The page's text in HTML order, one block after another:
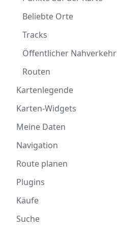
Beliebte Orte
Tracks
Öffentlicher Nahverkehr
Routen
Kartenlegende
Karten-Widgets
Meine Daten
Navigation
Route planen
Plugins
Käufe
Suche